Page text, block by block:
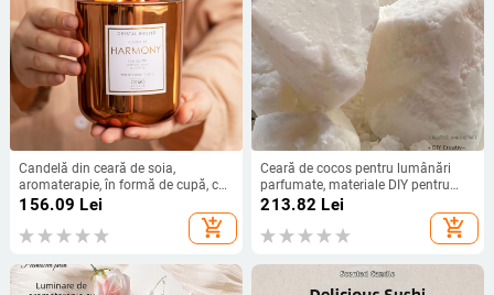
Candelă din ceară de soia,
aromaterapie, în formă de cupă, cu
parfum de iasomie, decor pentru
156.09 Lei
add_shopping_cart
Ceară de cocos pentru lumânări
parfumate, materiale DIY pentru
lumânări, direct de la producător,
materii prime pentru lumânări
făcute manual
213.82 Lei
add_shopping_cart